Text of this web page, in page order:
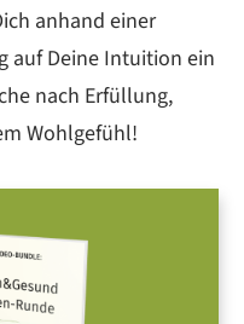
anhand einer
auf Deine Intuition ein
nach Erfüllung,
Wohlgefühl!